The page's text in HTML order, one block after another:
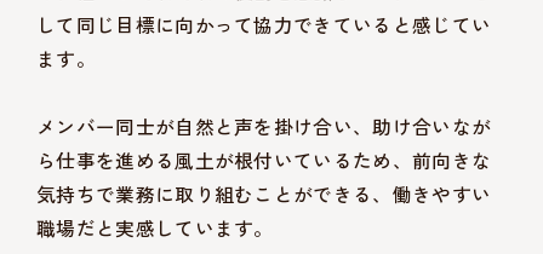
して同じ目標に向かって協力できていると感じてい
ます。
メンバー同士が自然と声を掛け合い、助け合いなが
ら仕事を進める風土が根付いているため、前向きな
気持ちで業務に取り組むことができる、働きやすい
職場だと実感しています。